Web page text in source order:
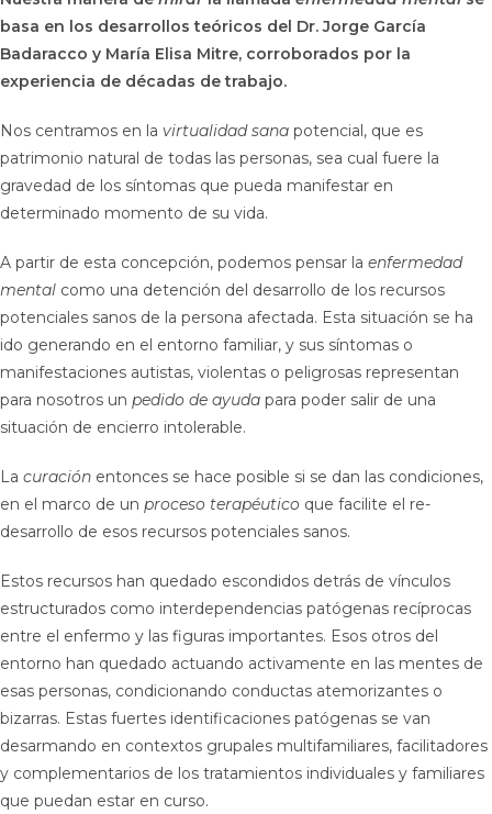
basa en los desarrollos teóricos del Dr. Jorge García
Badaracco y María Elisa Mitre, corroborados por la
experiencia de décadas de trabajo.
Nos centramos en la virtualidad sana potencial, que es
patrimonio natural de todas las personas, sea cual fuere la
gravedad de los síntomas que pueda manifestar en
determinado momento de su vida.
A partir de esta concepción, podemos pensar la enfermedad
mental como una detención del desarrollo de los recursos
potenciales sanos de la persona afectada. Esta situación se ha
ido generando en el entorno familiar, y sus síntomas o
manifestaciones autistas, violentas o peligrosas representan
para nosotros un pedido de ayuda para poder salir de una
situación de encierro intolerable.
La curación entonces se hace posible si se dan las condiciones,
en el marco de un proceso terapéutico que facilite el re-
desarrollo de esos recursos potenciales sanos.
Estos recursos han quedado escondidos detrás de vínculos
estructurados como interdependencias patógenas recíprocas
entre el enfermo y las figuras importantes. Esos otros del
entorno han quedado actuando activamente en las mentes de
esas personas, condicionando conductas atemorizantes o
bizarras. Estas fuertes identificaciones patógenas se van
desarmando en contextos grupales multifamiliares, facilitadores
y complementarios de los tratamientos individuales y familiares
que puedan estar en curso.